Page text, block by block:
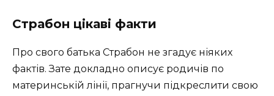
Страбон цікаві факти
Про свого батька Страбон не згадує ніяких
фактів. Зате докладно описує родичів по
материнській лінії, прагнучи підкреслити свою